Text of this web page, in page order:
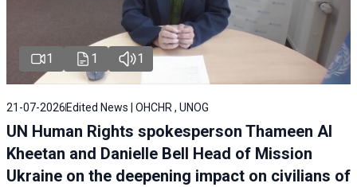
1 1 1
21-07-2026 Edited News | OHCHR , UNOG
UN Human Rights spokesperson Thameen Al
Kheetan and Danielle Bell Head of Mission
Ukraine on the deepening impact on civilians of